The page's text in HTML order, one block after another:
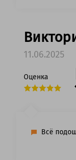
11.06.2025
Оценка
Всё